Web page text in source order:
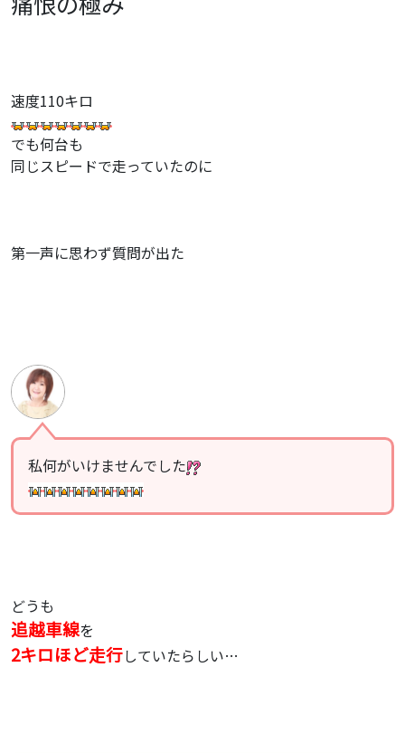
速度110キロ
でも何台も
同じスピードで走っていたのに
第一声に思わず質問が出た
私何がいけませんでした
どうも
追越車線を
2キロほど走行していたらしい…